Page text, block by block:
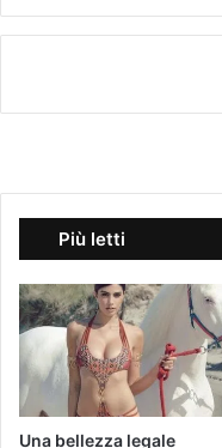
Più letti
Una bellezza legale